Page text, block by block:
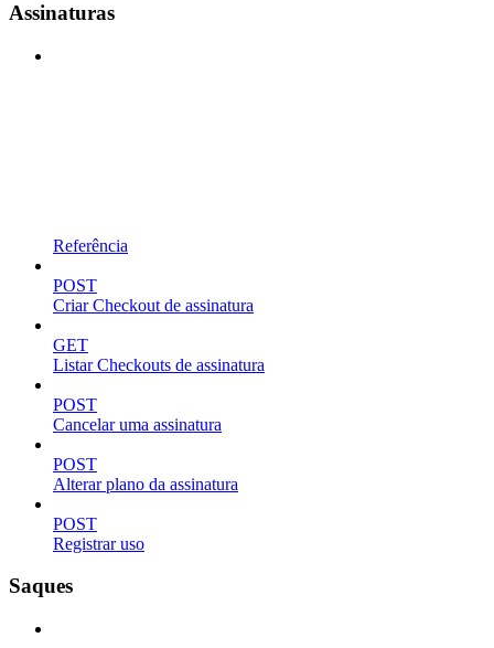
Assinaturas
Referência
POST
Criar Checkout de assinatura
GET
Listar Checkouts de assinatura
POST
Cancelar uma assinatura
POST
Alterar plano da assinatura
POST
Registrar uso
Saques